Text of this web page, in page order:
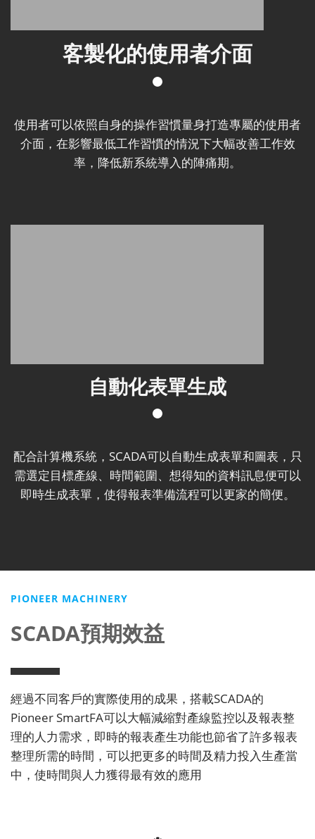
客製化的使用者介面
使用者可以依照自身的操作習慣量身打造專屬的使用者
介面，在影響最低工作習慣的情況下大幅改善工作效
率，降低新系統導入的陣痛期。
自動化表單生成
配合計算機系統，SCADA可以自動生成表單和圖表，只
需選定目標產線、時間範圍、想得知的資料訊息便可以
即時生成表單，使得報表準備流程可以更家的簡便。
PIONEER MACHINERY
SCADA預期效益
經過不同客戶的實際使用的成果，搭載SCADA的
Pioneer SmartFA可以大幅減縮對產線監控以及報表整
理的人力需求，即時的報表產生功能也節省了許多報表
整理所需的時間，可以把更多的時間及精力投入生產當
中，使時間與人力獲得最有效的應用